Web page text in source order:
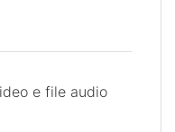
e file audio